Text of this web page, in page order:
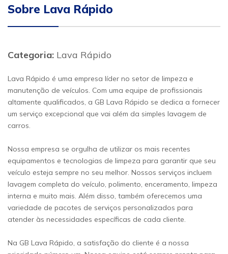
Sobre Lava Rápido
Categoria: Lava Rápido
Lava Rápido é uma empresa líder no setor de limpeza e
manutenção de veículos. Com uma equipe de profissionais
altamente qualificados, a GB Lava Rápido se dedica a fornecer
um serviço excepcional que vai além da simples lavagem de
carros.
Nossa empresa se orgulha de utilizar os mais recentes
equipamentos e tecnologias de limpeza para garantir que seu
veículo esteja sempre no seu melhor. Nossos serviços incluem
lavagem completa do veículo, polimento, enceramento, limpeza
interna e muito mais. Além disso, também oferecemos uma
variedade de pacotes de serviços personalizados para
atender às necessidades específicas de cada cliente.
Na GB Lava Rápido, a satisfação do cliente é a nossa